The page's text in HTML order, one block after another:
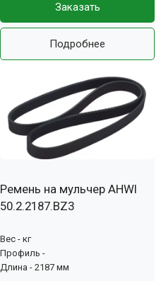
Заказать
Подробнее
Ремень на мульчер AHWI
50.2.2187.BZ3
Вес - кг
Профиль -
Длина - 2187 мм